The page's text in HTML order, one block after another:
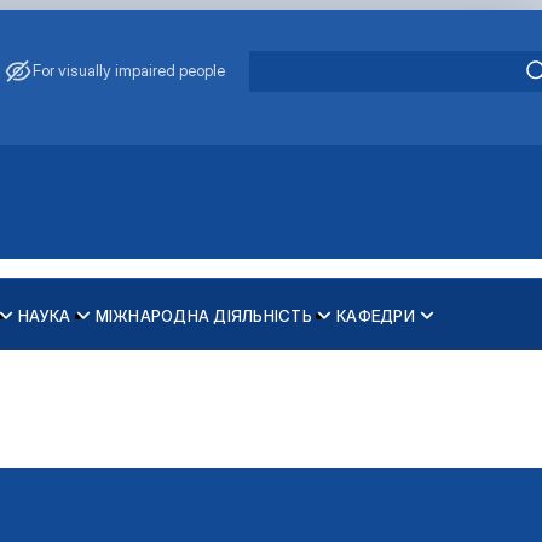
For visually impaired people
НАУКА МІЖНАРОДНА ДІЯЛЬНІСТЬ
рівності у …
КАФЕДРИ